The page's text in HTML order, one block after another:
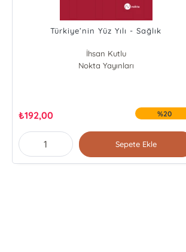
Türkiye’nin Yüz Yılı - Sağlık
İhsan Kutlu
Nokta Yayınları
₺192,00 %20
Sepete Ekle